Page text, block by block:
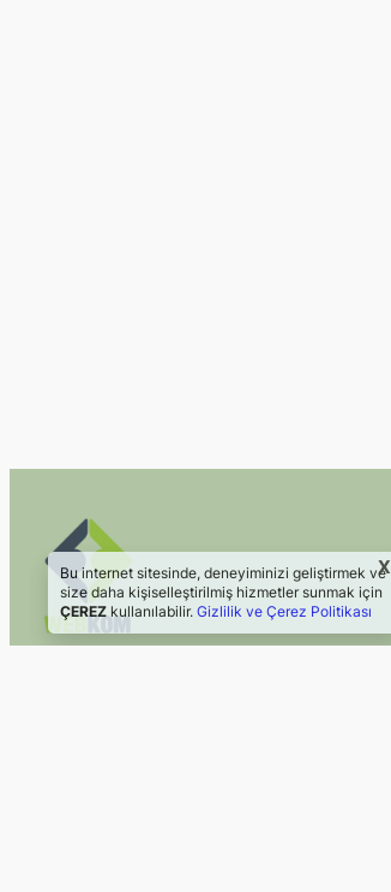
Bu internet sitesinde, deneyiminizi geliştirmek ve
size daha kişiselleştirilmiş hizmetler sunmak için
ÇEREZ kullanılabilir. Gizlilik ve Çerez Politikası
X